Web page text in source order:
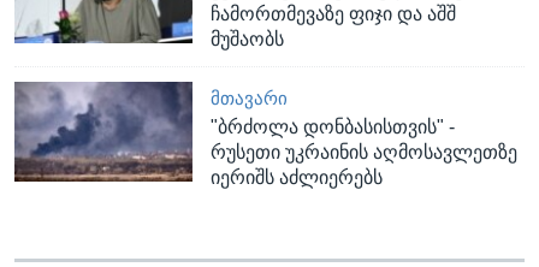
ჩამორთმევაზე ფიჯი და აშშ
მუშაობს
ᲛᲗᲐᲕᲐᲠᲘ
"ბრძოლა დონბასისთვის" -
რუსეთი უკრაინის აღმოსავლეთზე
იერიშს აძლიერებს